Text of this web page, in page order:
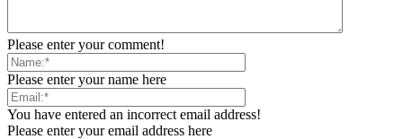
Please enter your comment!
Please enter your name here
You have entered an incorrect email address!
Please enter your email address here